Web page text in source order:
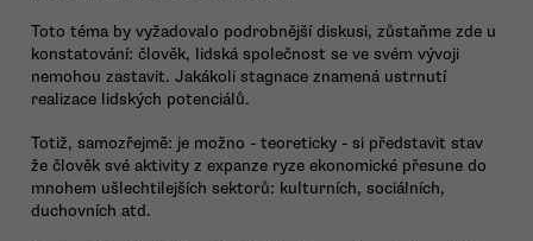
Toto téma by vyžadovalo podrobnější diskusi, zůstaňme zde u
konstatování: člověk, lidská společnost se ve svém vývoji
nemohou zastavit. Jakákoli stagnace znamená ustrnutí
realizace lidských potenciálů.
Totiž, samozřejmě: je možno - teoreticky - si představit stav
že člověk své aktivity z expanze ryze ekonomické přesune do
mnohem ušlechtilejších sektorů: kulturních, sociálních,
duchovních atd.